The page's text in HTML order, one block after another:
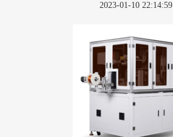
2023-01-10 22:14:59